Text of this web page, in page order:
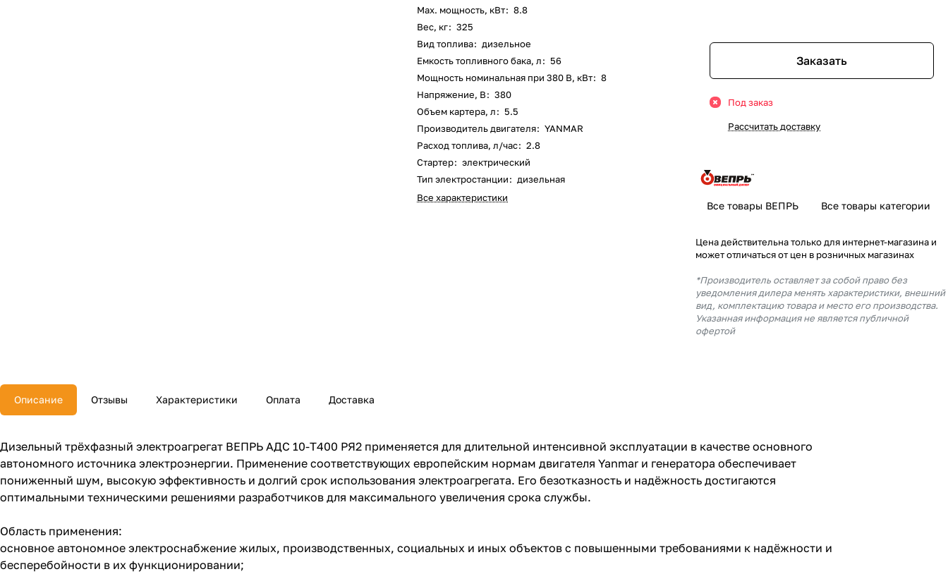
Max. мощность, кВт: 8.8
Вес, кг: 325
Вид топлива: дизельное
Емкость топливного бака, л: 56
Мощность номинальная при 380 В, кВт: 8
Напряжение, В: 380
Объем картера, л: 5.5
Производитель двигателя: YANMAR
Расход топлива, л/час: 2.8
Стартер: электрический
Тип электростанции: дизельная
Все характеристики
Заказать
Под заказ
Рассчитать доставку
Все товары ВЕПРЬ Все товары категории
Цена действительна только для интернет-магазина и
может отличаться от цен в розничных магазинах
*Производитель оставляет за собой право без
уведомления дилера менять характеристики, внешний
вид, комплектацию товара и место его производства.
Указанная информация не является публичной
офертой
Описание Отзывы Характеристики Оплата Доставка
Дизельный трёхфазный электроагрегат ВЕПРЬ АДС 10-Т400 РЯ2 применяется для длительной интенсивной эксплуатации в качестве основного
автономного источника электроэнергии. Применение соответствующих европейским нормам двигателя Yanmar и генератора обеспечивает
пониженный шум, высокую эффективность и долгий срок использования электроагрегата. Его безотказность и надёжность достигаются
оптимальными техническими решениями разработчиков для максимального увеличения срока службы.
Область применения:
основное автономное электроснабжение жилых, производственных, социальных и иных объектов с повышенными требованиями к надёжности и
бесперебойности в их функционировании;
Получайте товарвыбранный способом
Оставшиеся75% будутсписываться
с вашей картыпо25%каждые 2 недели
об оплате Плайтом
раз в 2 недели